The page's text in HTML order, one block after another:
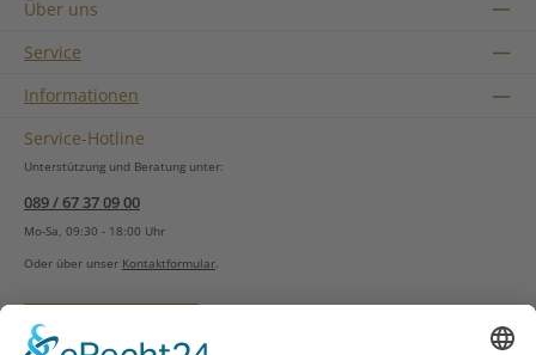
Über uns
Service
Informationen
Service-Hotline
Unterstützung und Beratung unter:
089 / 67 37 09 00
Mo-Sa, 09:30 - 18:00 Uhr
Oder über unser Kontaktformular.
Vertrag widerrufen